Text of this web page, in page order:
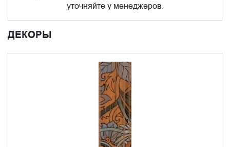
уточняйте у менеджеров.
ДЕКОРЫ